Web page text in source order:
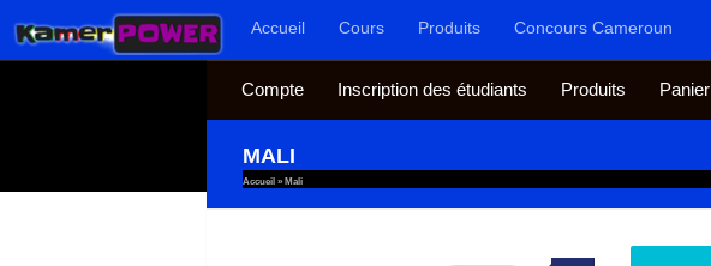
Au dessous du contenuAccueil Cours Produits Concours Cameroun
Compte Inscription des étudiants Produits Panier
MALI
Accueil » Mali